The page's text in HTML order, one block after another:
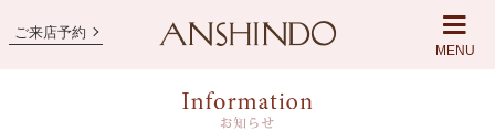
ご来店予約
MENU